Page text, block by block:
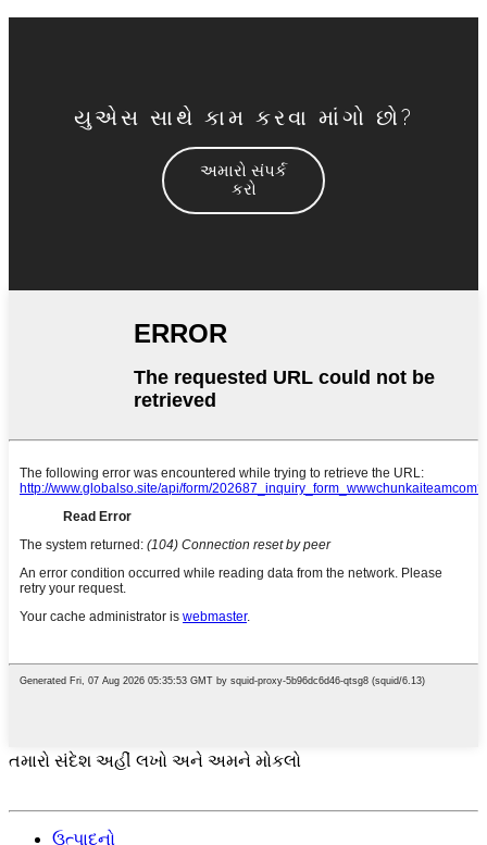
યુએસ સાથે કામ કરવા માંગો છો?
અમારો સંપર્ક
કરો
તમારો સંદેશ અહીં લખો અને અમને મોકલો
ઉત્પાદનો